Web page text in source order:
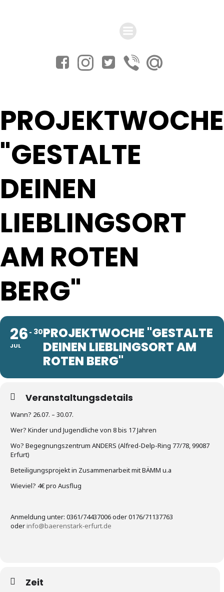
springen
PROJEKTWOCHE
"GESTALTE
DEINEN
LIEBLINGSORT
AM ROTEN
BERG"
26
JUL
30PROJEKTWOCHE "GESTALTE
DEINEN LIEBLINGSORT AM
ROTEN BERG"
Veranstaltungsdetails
Wann? 26.07. – 30.07.
Wer? Kinder und Jugendliche von 8 bis 17 Jahren
Wo? Begegnungszentrum ANDERS (Alfred-Delp-Ring 77/78, 99087
Erfurt)
Beteiligungsprojekt in Zusammenarbeit mit BÄMM u.a
Wieviel? 4€ pro Ausflug
Anmeldung unter: 0361/74437006 oder 0176/71137763
oder info@baerenstark-erfurt.de
Zeit